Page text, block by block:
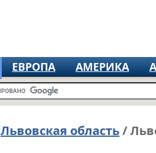
ЕВРОПА АМЕРИКА
Львовская область/